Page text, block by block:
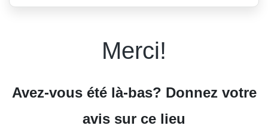
Merci!
Avez-vous été là-bas? Donnez votre
avis sur ce lieu